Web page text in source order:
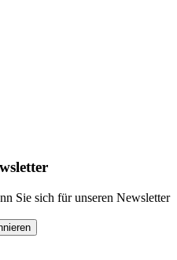
Sie sich für unseren Newsletter